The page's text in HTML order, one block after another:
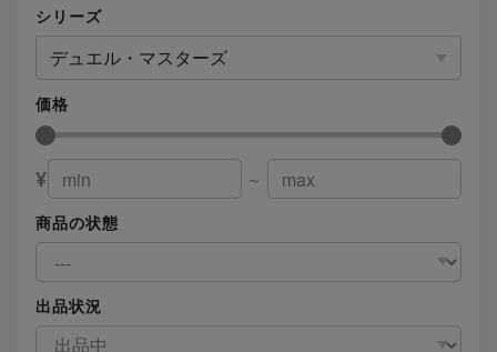
シリーズ
デュエル・マスターズ
価格
¥
～
商品の状態
出品状況